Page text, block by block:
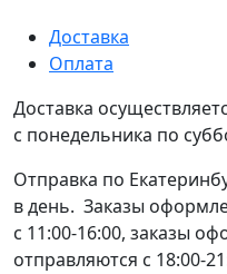
Доставка
Оплата
Доставка
с понедельника по
Отправка по
в день. Заказы
с 11:00-16:00, заказы
отправляются с 18:00-